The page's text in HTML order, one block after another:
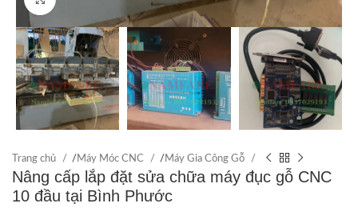
Trang chủ / Máy Móc CNC / Máy Gia Công Gỗ
Nâng cấp lắp đặt sửa chữa máy đục gỗ CNC
10 đầu tại Bình Phước